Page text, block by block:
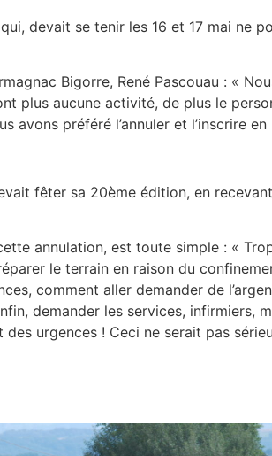
devait se tenir les 16 et 17 mai ne
Bigorre, René Pascouau : «
plus aucune activité, de plus le
préféré l’annuler et l’inscrire en
fêter sa 20ème édition, en
annulation, est toute simple : «
le terrain en raison du
comment aller demander de
demander les services, infirmiers,
urgences ! Ceci ne serait pas